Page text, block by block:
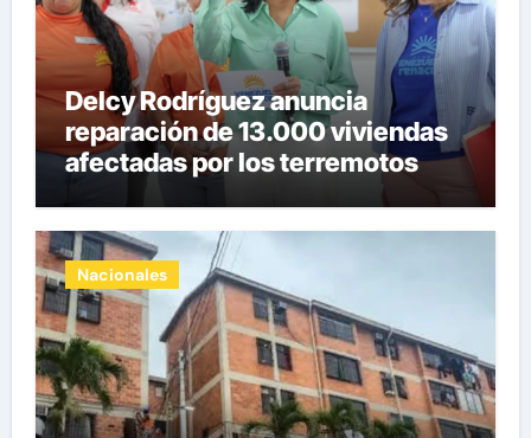
Delcy Rodríguez anuncia
reparación de 13.000 viviendas
afectadas por los terremotos
Nacionales